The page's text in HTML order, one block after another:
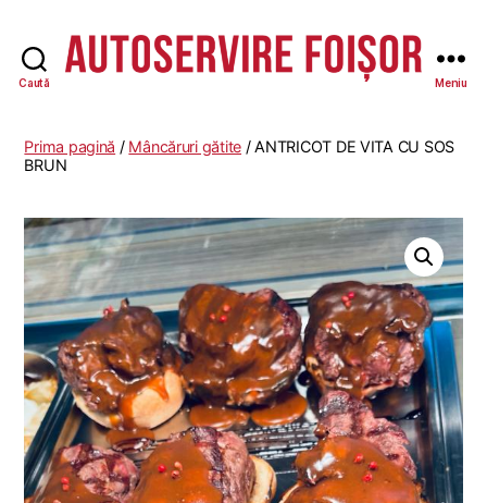
Caută Meniu
Prima pagină / Mâncăruri gătite / ANTRICOT DE VITA CU SOS
BRUN